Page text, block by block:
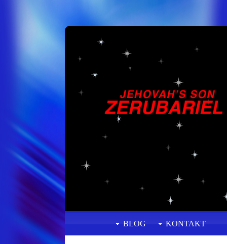
BLOG KONTAKT